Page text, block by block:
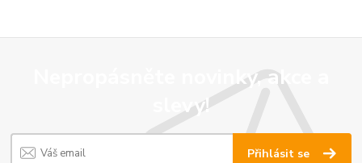
Nepropásněte novinky, akce a
slevy!
Přihlásit se